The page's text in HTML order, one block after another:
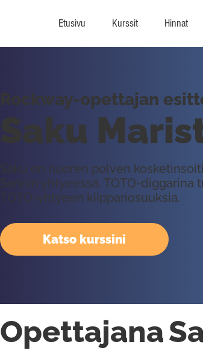
Etusivu Kurssit Hinnat
Opettajana
Saku
Saku on nuoren polven
Sannin yhtyeessä. TOTO-
TOTO-yhtyeen kiippariosuuksia.
Rockway-opettajan
Katso kurssini